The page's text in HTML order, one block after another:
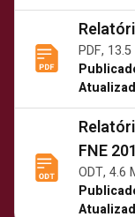
PDF,
FNE
ODT, 4.6